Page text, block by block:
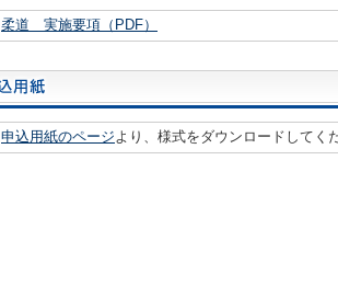
柔道 実施要項（PDF）
申込用紙のページより、様式をダウンロードしてく